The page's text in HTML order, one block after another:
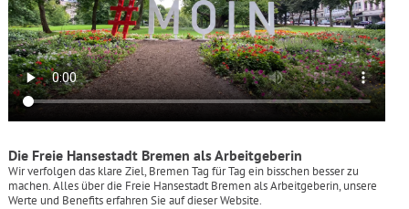
Die Freie Hansestadt Bremen als Arbeitgeberin
Wir verfolgen das klare Ziel, Bremen Tag für Tag ein bisschen besser zu
machen. Alles über die Freie Hansestadt Bremen als Arbeitgeberin, unsere
Werte und Benefits erfahren Sie auf dieser Website.